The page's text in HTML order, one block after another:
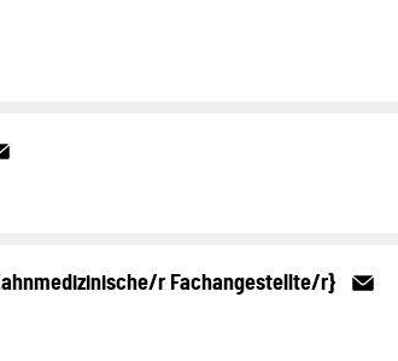
r Fachangestellte/r}